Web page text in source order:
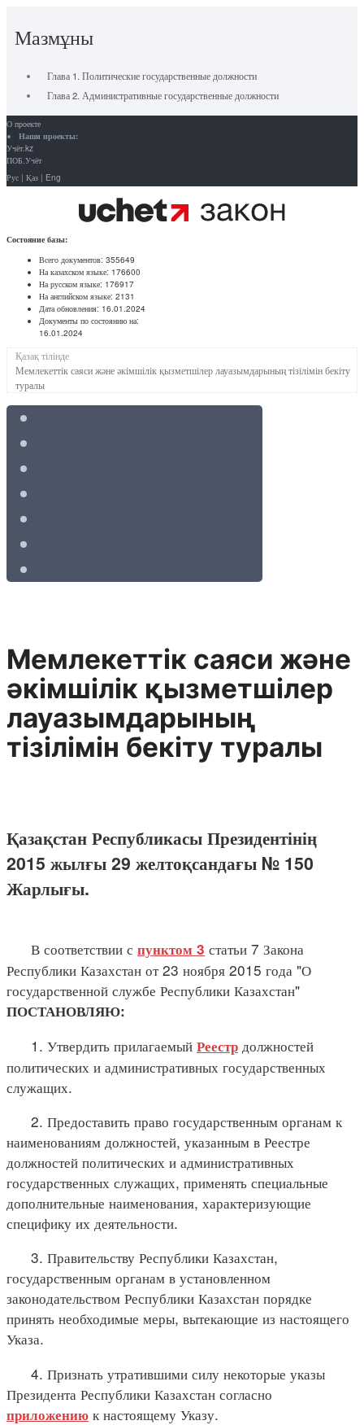
Мазмұны
Глава 1. Политические государственные должности
Глава 2. Административные государственные должности
О проекте
Наши проекты:
Учёт.kz
ПОБ.Учёт
Рус | Қаз | Eng
Состояние базы:
Всего документов: 355649
На казахском языке: 176600
На русском языке: 176917
На английском языке: 2131
Дата обновления: 16.01.2024
Документы по состоянию на:
16.01.2024
Қазақ тілінде
Мемлекеттік саяси және әкімшілік қызметшілер лауазымдарының тізілімін бекіту
туралы
Мемлекеттік саяси және
әкімшілік қызметшілер
лауазымдарының
тізілімін бекіту туралы
Қазақстан Республикасы Президентінің
2015 жылғы 29 желтоқсандағы № 150
Жарлығы.
В соответствии с пунктом 3 статьи 7 Закона
Республики Казахстан от 23 ноября 2015 года "О
государственной службе Республики Казахстан"
ПОСТАНОВЛЯЮ:
1. Утвердить прилагаемый Реестр должностей
политических и административных государственных
служащих.
2. Предоставить право государственным органам к
наименованиям должностей, указанным в Реестре
должностей политических и административных
государственных служащих, применять специальные
дополнительные наименования, характеризующие
специфику их деятельности.
3. Правительству Республики Казахстан,
государственным органам в установленном
законодательством Республики Казахстан порядке
принять необходимые меры, вытекающие из настоящего
Указа.
4. Признать утратившими силу некоторые указы
Президента Республики Казахстан согласно
приложению к настоящему Указу.